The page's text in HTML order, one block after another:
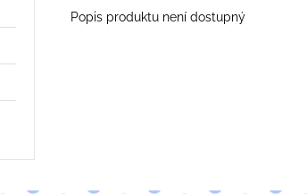
Popis produktu není dostupný